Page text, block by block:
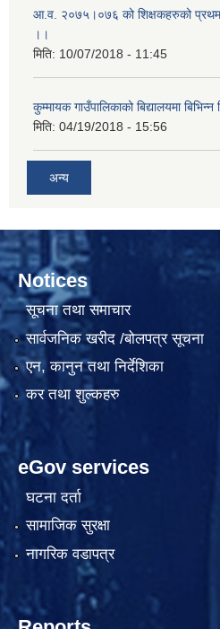
आ.व. २०७५।०७६ को शिक्षकहरुको प्रथम
।।
मिति: 10/07/2018 - 11:45
कुम्मायक गाउँपालिकाको बिद्यालयमा
मिति: 04/19/2018 - 15:56
अन्य
Notices
सूचना तथा समाचार
सार्वजनिक खरीद /बोलपत्र सूचना
एन, कानुन तथा निर्देशिका
कर तथा शुल्कहरु
eGov services
घटना दर्ता
सामाजिक सुरक्षा
नागरिक वडापत्र